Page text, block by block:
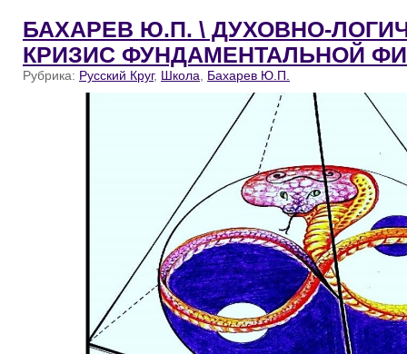
БАХАРЕВ Ю.П. \ ДУХОВНО-
КРИЗИС ФУНДАМЕНТАЛЬНОЙ
Рубрика: Русский Круг, Школа Бахарев Ю.П.